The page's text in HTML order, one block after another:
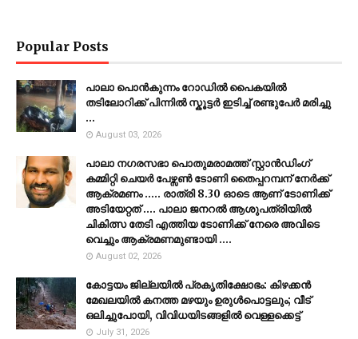
Popular Posts
പാലാ പൊൻകുന്നം റോഡിൽ പൈകയിൽ
തടിലോറിക്ക് പിന്നിൽ സ്കൂട്ടർ ഇടിച്ച് രണ്ടുപേർ മരിച്ചു
...
August 03, 2026
പാലാ നഗരസഭാ പൊതുമരാമത്ത് സ്റ്റാൻഡിംഗ്
കമ്മിറ്റി ചെയർ പേഴ്സൺ ടോണി തൈപ്പറമ്പന് നേർക്ക്
ആക്രമണം ..... രാത്രി 8.30 ഓടെ ആണ് ടോണിക്ക്
അടിയേറ്റത് .... പാലാ ജനറൽ ആശുപത്രിയിൽ
ചികിത്സ തേടി എത്തിയ ടോണിക്ക് നേരെ അവിടെ
വെച്ചും ആക്രമണമുണ്ടായി ....
August 02, 2026
കോട്ടയം ജില്ലയില്‍ പ്രകൃതിക്ഷോഭം: കിഴക്കന്‍
മേഖലയില്‍ കനത്ത മഴയും ഉരുള്‍പൊട്ടലും; വീട്
ഒലിച്ചുപോയി, വിവിധയിടങ്ങളില്‍ വെള്ളക്കെട്ട്
July 31, 2026